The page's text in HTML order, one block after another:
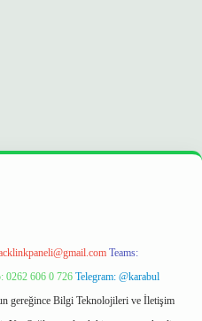
Teams:
0262 606 0 726 Telegram: @karabul
gereğince Bilgi Teknolojileri ve İletişim